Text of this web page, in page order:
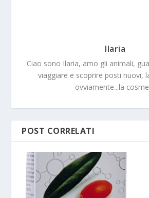
Ilaria
Ciao sono Ilaria, amo gli animali,
viaggiare e scoprire posti nuovi,
ovviamente...la
POST CORRELATI